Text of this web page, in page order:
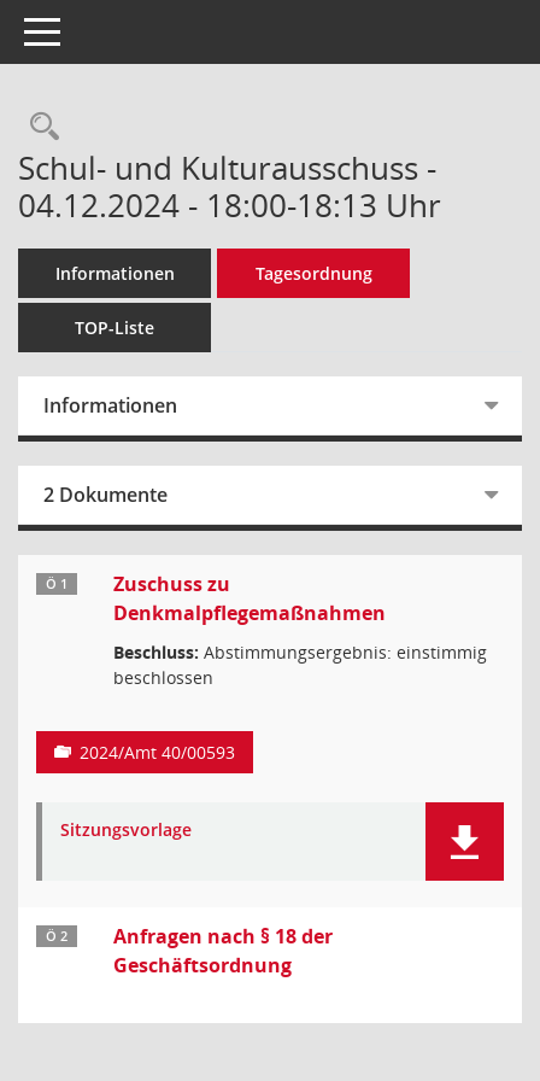
Toggle navigation
Rechercheauswahl
Schul- und Kulturausschuss -
04.12.2024 - 18:00-18:13 Uhr
Informationen Tagesordnung
TOP-Liste
Informationen
2 Dokumente
Ö 1
Zuschuss zu
Denkmalpflegemaßnahmen
Beschluss: Abstimmungsergebnis: einstimmig
beschlossen
2024/Amt 40/00593
Sitzungsvorlage
Ö 2
Anfragen nach § 18 der
Geschäftsordnung